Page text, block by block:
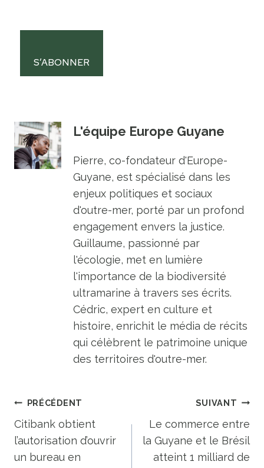
S’ABONNER
L'équipe Europe Guyane
Pierre, co-fondateur d'Europe-
Guyane, est spécialisé dans les
enjeux politiques et sociaux
d'outre-mer, porté par un profond
engagement envers la justice.
Guillaume, passionné par
l'écologie, met en lumière
l'importance de la biodiversité
ultramarine à travers ses écrits.
Cédric, expert en culture et
histoire, enrichit le média de récits
qui célèbrent le patrimoine unique
des territoires d'outre-mer.
Navigation
de
l’article
PRÉCÉDENT
Citibank obtient
l’autorisation d’ouvrir
un bureau en
SUIVANT
Le commerce entre
la Guyane et le Brésil
atteint 1 milliard de